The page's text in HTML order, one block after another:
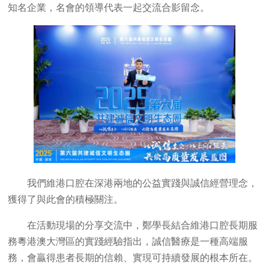
知名企業，名會的領導代表一起交流合影留念。
我們維港口腔在深港兩地的公益實踐與誠信經營理念，
獲得了與此會的積極關注。
在活動現場的分享交流中，鄭學長結合維港口腔長期服
務粵港澳大灣區的實踐經驗指出，誠信醫療是一種高端服
務，會贏得患者長期的信賴、實現可持續發展的根本所在。